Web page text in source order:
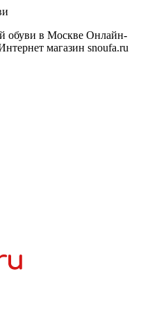
обуви в Москве Онлайн-
магазин snoufa.ru